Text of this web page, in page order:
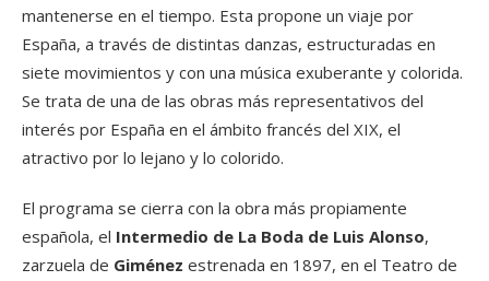
mantenerse en el tiempo. Esta propone un viaje por
España, a través de distintas danzas, estructuradas en
siete movimientos y con una música exuberante y colorida.
Se trata de una de las obras más representativos del
interés por España en el ámbito francés del XIX, el
atractivo por lo lejano y lo colorido.
El programa se cierra con la obra más propiamente
española, el Intermedio de La Boda de Luis Alonso,
zarzuela de Giménez estrenada en 1897, en el Teatro de